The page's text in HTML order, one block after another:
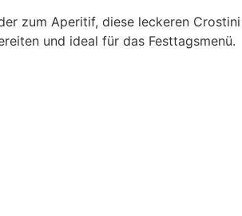
zum Aperitif, diese leckeren Crostini
und ideal für das Festtagsmenü.